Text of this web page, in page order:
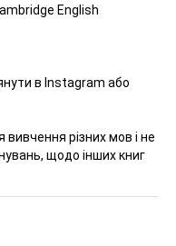
English
в Instаgrаm або
різних мов і не
щодо інших книг